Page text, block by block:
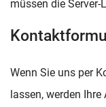
müssen die Server-
Wenn Sie uns per
lassen, werden